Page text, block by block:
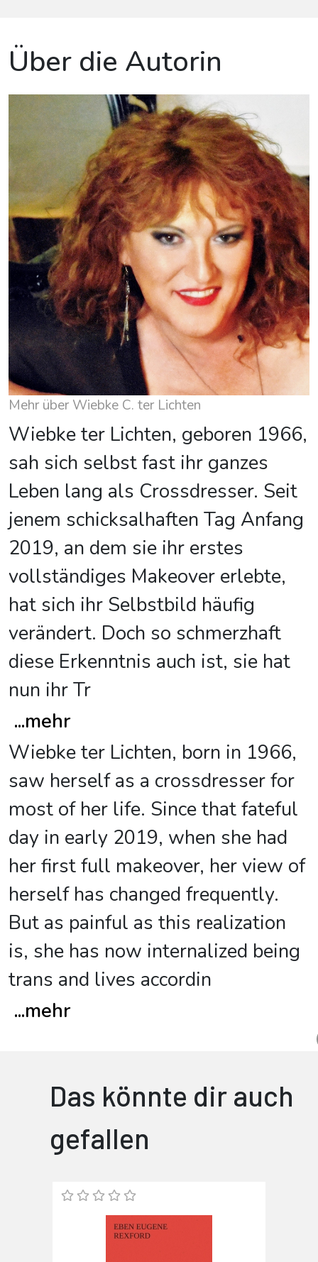
Über die Autorin
Mehr über Wiebke C. ter Lichten
Wiebke ter Lichten, geboren 1966,
sah sich selbst fast ihr ganzes
Leben lang als Crossdresser. Seit
jenem schicksalhaften Tag Anfang
2019, an dem sie ihr erstes
vollständiges Makeover erlebte,
hat sich ihr Selbstbild häufig
verändert. Doch so schmerzhaft
diese Erkenntnis auch ist, sie hat
nun ihr Tr
...mehr
Wiebke ter Lichten, born in 1966,
saw herself as a crossdresser for
most of her life. Since that fateful
day in early 2019, when she had
her first full makeover, her view of
herself has changed frequently.
But as painful as this realization
is, she has now internalized being
trans and lives accordin
...mehr
Das könnte dir auch
gefallen